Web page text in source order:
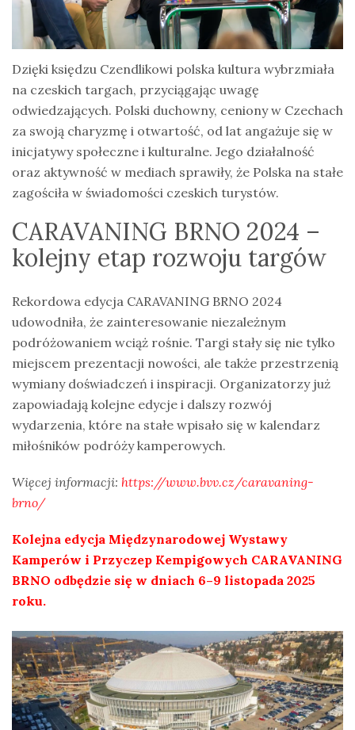
Dzięki księdzu Czendlikowi polska kultura wybrzmiała
na czeskich targach, przyciągając uwagę
odwiedzających. Polski duchowny, ceniony w Czechach
za swoją charyzmę i otwartość, od lat angażuje się w
inicjatywy społeczne i kulturalne. Jego działalność
oraz aktywność w mediach sprawiły, że Polska na stałe
zagościła w świadomości czeskich turystów.
CARAVANING BRNO 2024 –
kolejny etap rozwoju targów
Rekordowa edycja CARAVANING BRNO 2024
udowodniła, że zainteresowanie niezależnym
podróżowaniem wciąż rośnie. Targi stały się nie tylko
miejscem prezentacji nowości, ale także przestrzenią
wymiany doświadczeń i inspiracji. Organizatorzy już
zapowiadają kolejne edycje i dalszy rozwój
wydarzenia, które na stałe wpisało się w kalendarz
miłośników podróży kamperowych.
Więcej informacji: https://www.bvv.cz/caravaning-
brno/
Kolejna edycja Międzynarodowej Wystawy
Kamperów i Przyczep Kempigowych CARAVANING
BRNO odbędzie się w dniach 6–9 listopada 2025
roku.